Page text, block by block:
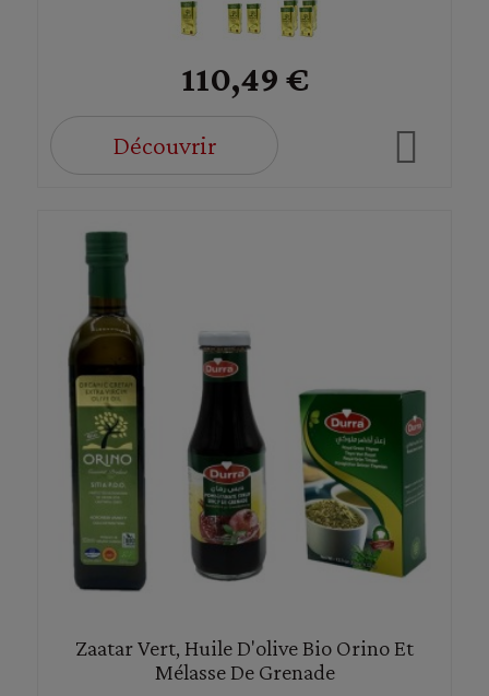
110,49 €
Découvrir
Zaatar Vert, Huile D'olive Bio Orino Et
Mélasse De Grenade